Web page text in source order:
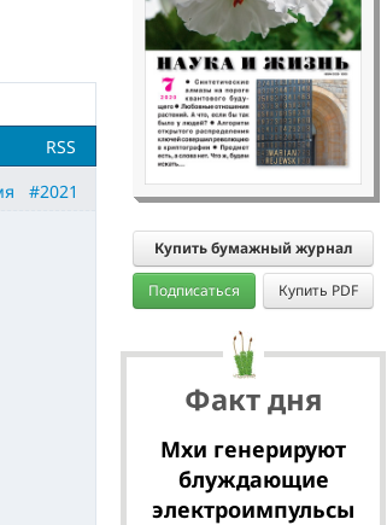
RSS
#2021
Купить бумажный журнал
Подписаться Купить PDF
Факт дня
Мхи генерируют
блуждающие
электроимпульсы